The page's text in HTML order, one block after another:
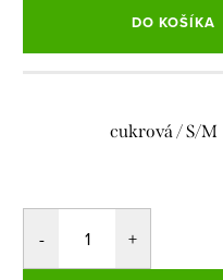
DO KOŠÍKA
cukrová / S/M